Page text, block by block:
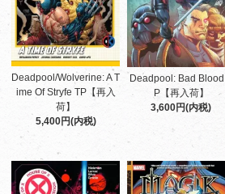
Deadpool/Wolverine: A T
ime Of Stryfe TP【再入
荷】
5,400円(内税)
Deadpool: Bad
P【再入荷】
3,600円(内税)